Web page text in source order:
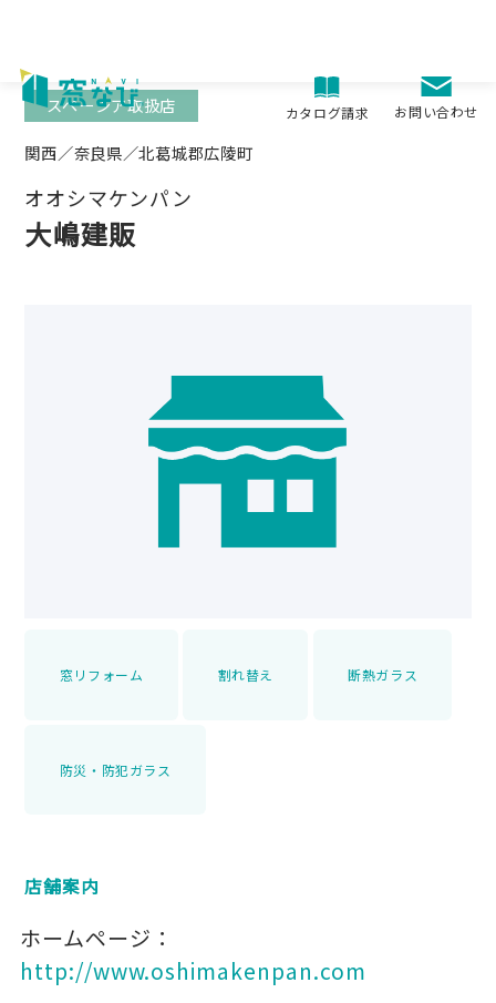
content
カタログ請求 お問い合わせ
関西／奈良県／北葛城郡広陵町
オオシマケンパン
大嶋建販
スペーシア取扱店
窓リフォーム 割れ替え 断熱ガラス
防災・防犯ガラス
店舗案内
ホームページ：
http://www.oshimakenpan.com